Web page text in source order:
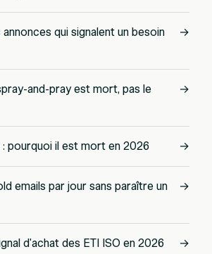
annonces qui signalent un besoin
→
and-pray est mort, pas le
→
pourquoi il est mort en 2026 →
emails par jour sans paraître un
→
d'achat des ETI ISO en 2026 →